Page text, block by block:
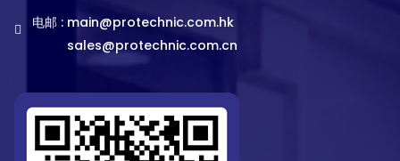
电邮 : main@protechnic.com.hk
sales@protechnic.com.cn